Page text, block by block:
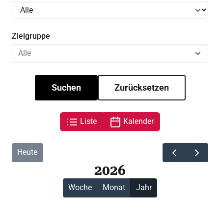
Zielgruppe
Suchen Zurücksetzen
Liste Kalender
Heute
2026
Woche Monat Jahr